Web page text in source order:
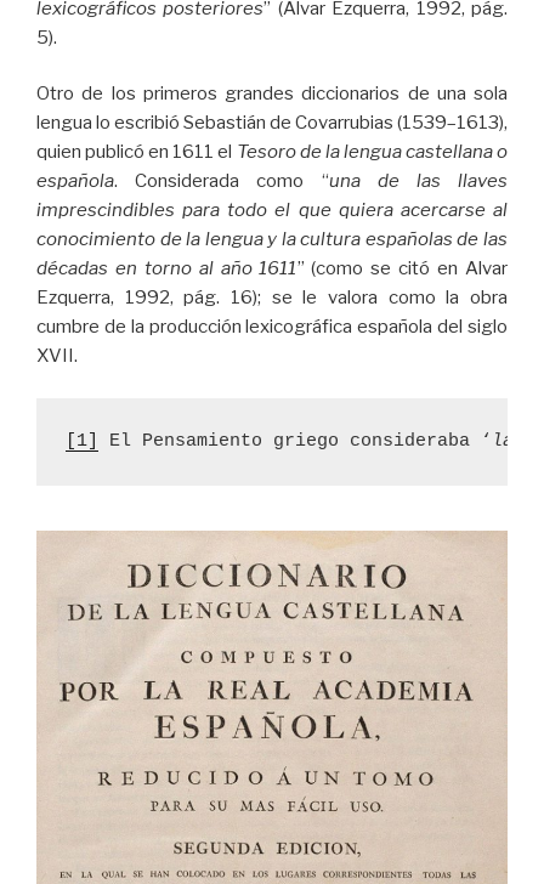
lexicográficos posteriores” (Alvar Ezquerra, 1992, pág.
5).
Otro de los primeros grandes diccionarios de una sola
lengua lo escribió Sebastián de Covarrubias (1539–1613),
quien publicó en 1611 el Tesoro de la lengua castellana o
española. Considerada como “una de las llaves
imprescindibles para todo el que quiera acercarse al
conocimiento de la lengua y la cultura españolas de las
décadas en torno al año 1611” (como se citó en Alvar
Ezquerra, 1992, pág. 16); se le valora como la obra
cumbre de la producción lexicográfica española del siglo
XVII.
[1] El Pensamiento griego consideraba ‘ la